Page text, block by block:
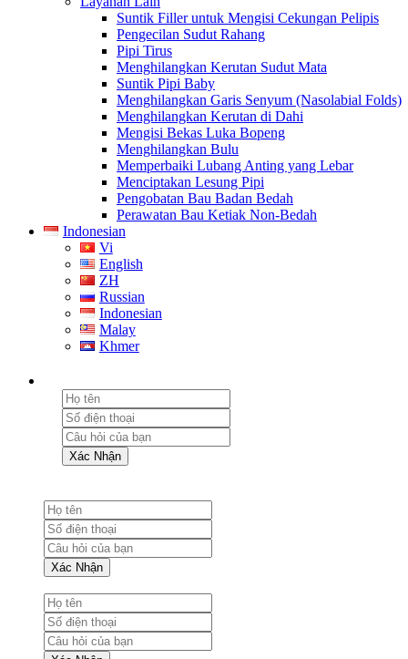
Suntik Filler untuk Mengisi Cekungan Pelipis
Pengecilan Sudut Rahang
Pipi Tirus
Menghilangkan Kerutan Sudut Mata
Suntik Pipi Baby
Menghilangkan Garis Senyum (Nasolabial Folds)
Menghilangkan Kerutan di Dahi
Mengisi Bekas Luka Bopeng
Menghilangkan Bulu
Memperbaiki Lubang Anting yang Lebar
Menciptakan Lesung Pipi
Pengobatan Bau Badan Bedah
Perawatan Bau Ketiak Non-Bedah
Indonesian
Vi
English
ZH
Russian
Indonesian
Malay
Khmer
Xác Nhận
Xác Nhận